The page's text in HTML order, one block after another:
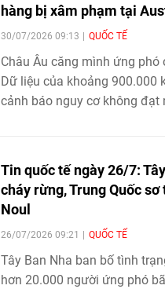
hàng bị xâm phạm tại
30/07/2026 09:13 QUỐC TẾ
Châu Âu căng mình ứng
Dữ liệu của khoảng 900.000
cảnh báo nguy cơ không đạt
Tin quốc tế ngày 26/7:
cháy rừng, Trung Quốc
Noul
26/07/2026 09:21 QUỐC TẾ
Tây Ban Nha ban bố tình
hơn 20.000 người ứng phó